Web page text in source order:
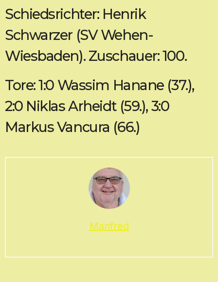
Schiedsrichter: Henrik
Schwarzer (SV Wehen-
Wiesbaden). Zuschauer: 100.
Tore: 1:0 Wassim Hanane (37.),
2:0 Niklas Arheidt (59.), 3:0
Markus Vancura (66.)
Manfred